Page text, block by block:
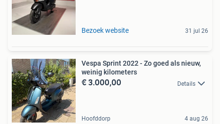
Bezoek website 31 jul 26
Vespa Sprint 2022 - Zo goed als nieuw,
weinig kilometers
€ 3.000,00 Details
Hoofddorp 4 aug 26